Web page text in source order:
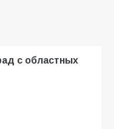
с областных